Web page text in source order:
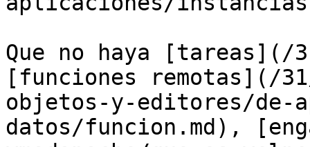
Que no haya [tareas](/
[funciones remotas](/
objetos-y-editores/de-
datos/funcion.md),